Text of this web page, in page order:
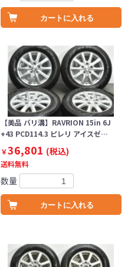
カートに入れる
【美品 バリ溝】RAVRION 15in 6J
+43 PCD114.3 ピレリ アイスゼ…
￥36,801 (税込)
送料無料
数量
カートに入れる